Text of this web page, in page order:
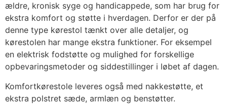
ældre, kronisk syge og handicappede, som har brug for
ekstra komfort og støtte i hverdagen. Derfor er der på
denne type kørestol tænkt over alle detaljer, og
kørestolen har mange ekstra funktioner. For eksempel
en elektrisk fodstøtte og mulighed for forskellige
opbevaringsmetoder og siddestillinger i løbet af dagen.
Komfortkørestole leveres også med nakkestøtte, et
ekstra polstret sæde, armlæn og benstøtter.